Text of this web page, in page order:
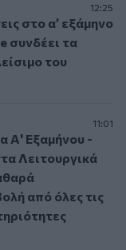
12:25
στο α’ εξάμηνο
συνδέει τα
του
11:01
Α' Εξαμήνου -
Λειτουργικά
από όλες τις